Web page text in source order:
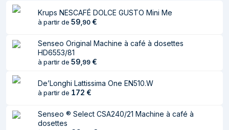
160 mm
représentation / réalisation
Placement de
l'appareil
Comptoir
Krups NESCAFÉ DOLCE GUSTO Mini Me
à partir de 59 90 €
Senseo Original Machine à café à dosettes
HD6553/81
à partir de 59 99 €
De’Longhi Lattissima One EN510.W
à partir de 172 €
Senseo ® Select CSA240/21 Machine à café à
dosettes